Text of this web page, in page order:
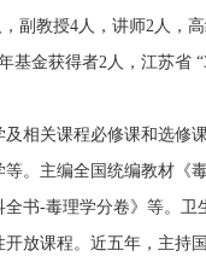
，副教授4人，讲师2人，
基金获得者2人，江苏省 “
相关课程必修课和选修
。主编全国统编教材《
全书-毒理学分卷》等。卫
放课程。近五年，主持